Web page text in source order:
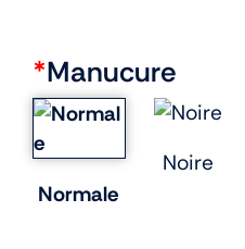
*Manucure
Normale
Noire